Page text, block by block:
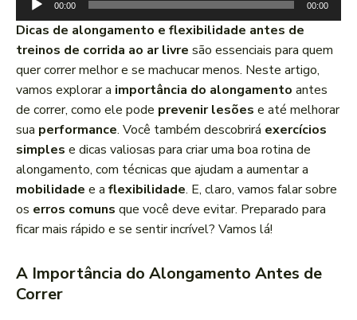
o
c
a
d
o
r
d
e
á
u
d
i
00:00 00:00
Dicas de alongamento e flexibilidade antes de
treinos de corrida ao ar livre são essenciais para quem
quer correr melhor e se machucar menos. Neste artigo,
vamos explorar a importância do alongamento antes
de correr, como ele pode prevenir lesões e até melhorar
sua performance. Você também descobrirá exercícios
simples e dicas valiosas para criar uma boa rotina de
alongamento, com técnicas que ajudam a aumentar a
mobilidade e a flexibilidade. E, claro, vamos falar sobre
os erros comuns que você deve evitar. Preparado para
ficar mais rápido e se sentir incrível? Vamos lá!
A Importância do Alongamento Antes de
Correr